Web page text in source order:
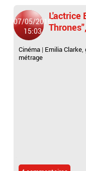
07/05/2016
15:03
L'actrice
Cinéma | Emilia Clarke,
métrage